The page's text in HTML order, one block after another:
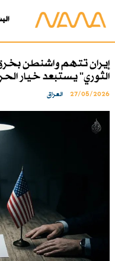
إيران تتهم واشنطن
الثوري" يستبعد خيار
27/05/2026 العراق